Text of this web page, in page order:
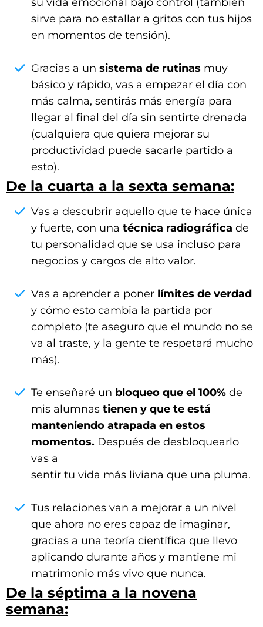
sirve para no estallar a gritos con tus hijos
en momentos de tensión).
Gracias a un sistema de rutinas muy
básico y rápido, vas a empezar el día con
más calma, sentirás más energía para
llegar al final del día sin sentirte drenada
(cualquiera que quiera mejorar su
productividad puede sacarle partido a
esto).
De la cuarta a la sexta semana:
Vas a descubrir aquello que te hace única
y fuerte, con una técnica radiográfica de
tu personalidad que se usa incluso para
negocios y cargos de alto valor.
Vas a aprender a poner límites de verdad
y cómo esto cambia la partida por
completo (te aseguro que el mundo no se
va al traste, y la gente te respetará mucho
más).
Te enseñaré un bloqueo que el 100% de
mis alumnas tienen y que te está
manteniendo atrapada en estos
momentos. Después de desbloquearlo
vas a
sentir tu vida más liviana que una pluma.
Tus relaciones van a mejorar a un nivel
que ahora no eres capaz de imaginar,
gracias a una teoría científica que llevo
aplicando durante años y mantiene mi
matrimonio más vivo que nunca.
De la séptima a la novena
semana: